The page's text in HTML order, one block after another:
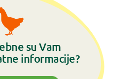
su Vam
informacije?